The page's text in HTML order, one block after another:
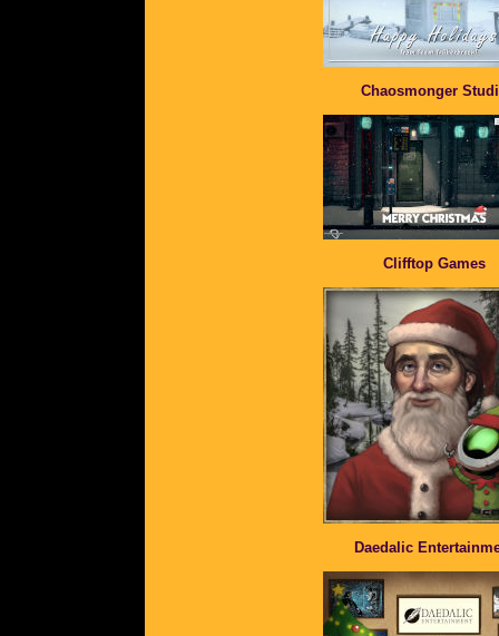
Chaosmonger
Clifftop Games
Daedalic